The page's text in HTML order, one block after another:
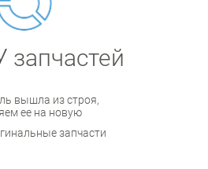
запчастей
вышла из строя,
ее на новую
запчасти